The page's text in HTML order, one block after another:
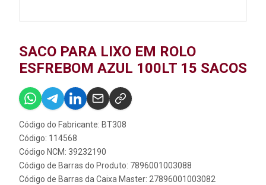
SACO PARA LIXO EM ROLO
ESFREBOM AZUL 100LT 15 SACOS
Código do Fabricante: BT308
Código: 114568
Código NCM: 39232190
Código de Barras do Produto: 7896001003088
Código de Barras da Caixa Master: 27896001003082